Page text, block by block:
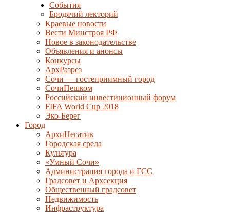
События
Бродячий лекторий
Краевые новости
Вести Минстроя РФ
Новое в законодательстве
Объявления и анонсы
Конкурсы
АрхРазрез
Сочи — гостеприимный город
СочиПешком
Российский инвестиционный форум
FIFA World Cup 2018
Эко-Берег
Город
АрхиНегатив
Городская среда
Культура
«Умный Сочи»
Администрация города и ГСС
Градсовет и Архсекция
Общественный градсовет
Недвижимость
Инфраструктура